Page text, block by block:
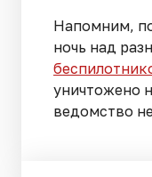
Напомним,
ночь над
уничтожено
ведомство